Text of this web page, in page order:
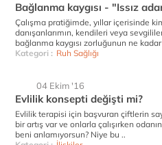
Bağlanma kaygısı - "Issız
Çalışma pratiğimde, yıllar içerisinde
danışanlarımın, kendileri veya
bağlanma kaygısı zorluğunun ne
Kategori : Ruh Sağlığı
04 Ekim '16
Evlilik konsepti değişti mi?
Evlilik terapisi için başvuran çiftlerin
bir artış var ve onlarla çalışırken
beni anlamıyorsun? Niye bu ..